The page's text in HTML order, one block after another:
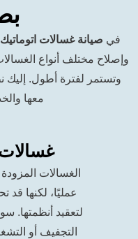
بصيانتها
اتوماتيك الدمام،
أنواع الغسالات، لضمان
أطول. إليك نظرة شاملة
معها والخدمات التي
غسالات مع
المزودة بخاصية
عمليًا، لكنها قد تحتاج إلى
أنظمتها. سواء كانت
التجفيف أو التشغيل، نوفر